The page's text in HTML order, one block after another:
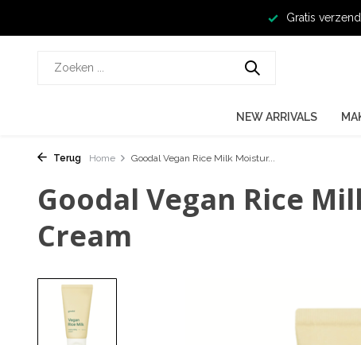
Gratis
NEW ARRIVALS
Terug Home Goodal Vegan Rice Milk Moistur...
Goodal Vegan Rice
Cream